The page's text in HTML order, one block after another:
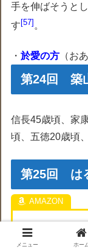
手を伸ばそうと
す 57 。
・於愛の方 （お
第24回 築
信長45歳頃、家
頃、五徳20歳頃
第25回 は
築山殿無残
(
ち3.3/ 4個の評
メニュー ホー